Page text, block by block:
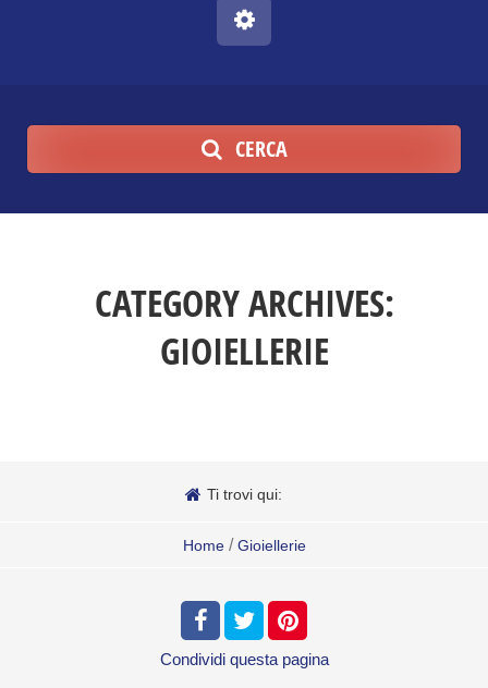
CERCA
CATEGORY ARCHIVES:
GIOIELLERIE
Ti trovi qui:
Home / Gioiellerie
Condividi questa pagina